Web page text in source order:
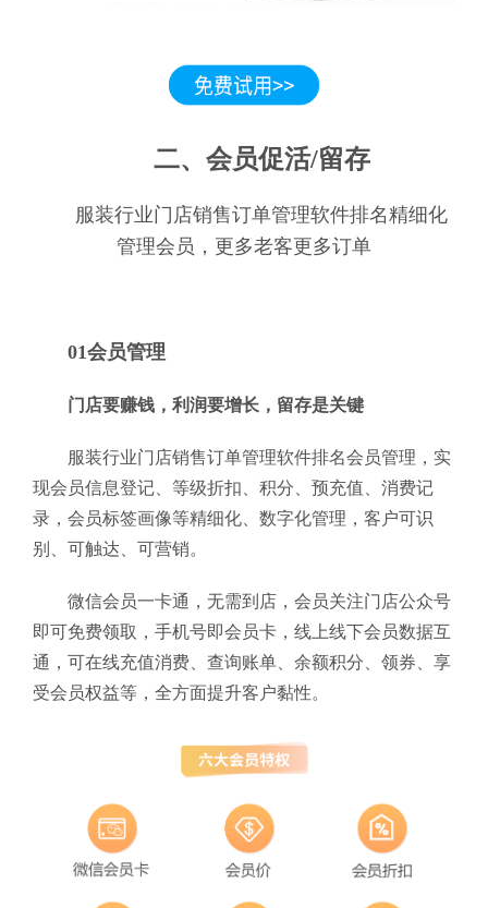
二、会员促活/留存
服装行业门店销售订单管理软件排名精细化
管理会员，更多老客更多订单
01会员管理
门店要赚钱，利润要增长，留存是关键
服装行业门店销售订单管理软件排名会员管理，实
现会员信息登记、等级折扣、积分、预充值、消费记
录，会员标签画像等精细化、数字化管理，客户可识
别、可触达、可营销。
微信会员一卡通，无需到店，会员关注门店公众号
即可免费领取，手机号即会员卡，线上线下会员数据互
通，可在线充值消费、查询账单、余额积分、领券、享
受会员权益等，全方面提升客户黏性。